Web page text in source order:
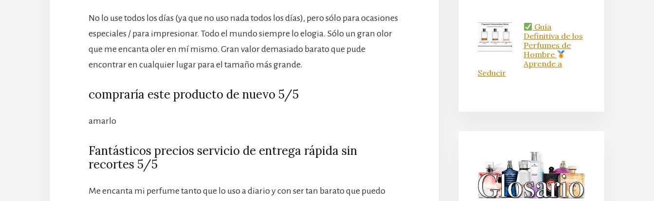
No lo use todos los días (ya que no uso nada todos los días), pero sólo para ocasiones
especiales / para impresionar. Todo el mundo siempre lo elogia. Sólo un gran olor
que me encanta oler en mí mismo. Gran valor demasiado barato que pude
encontrar en cualquier lugar para el tamaño más grande.
compraría este producto de nuevo 5/5
amarlo
Fantásticos precios servicio de entrega rápida sin
recortes 5/5
Me encanta mi perfume tanto que lo uso a diario y con ser tan barato que puedo
Guía
Definitiva de los
Perfumes de
Hombre
Aprende a
Seducir